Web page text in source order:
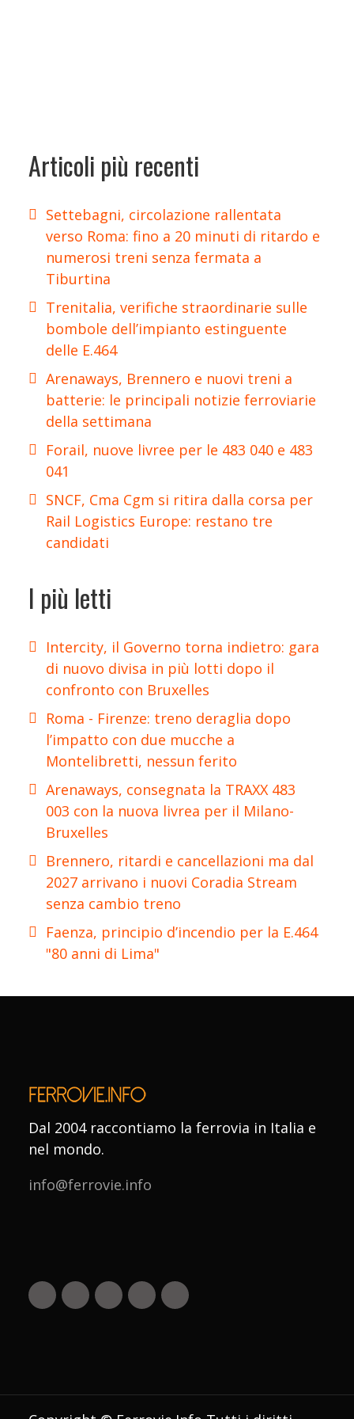
Articoli più recenti
Settebagni, circolazione rallentata
verso Roma: fino a 20 minuti di ritardo e
numerosi treni senza fermata a
Tiburtina
Trenitalia, verifiche straordinarie sulle
bombole dell’impianto estinguente
delle E.464
Arenaways, Brennero e nuovi treni a
batterie: le principali notizie ferroviarie
della settimana
Forail, nuove livree per le 483 040 e 483
041
SNCF, Cma Cgm si ritira dalla corsa per
Rail Logistics Europe: restano tre
candidati
I più letti
Intercity, il Governo torna indietro: gara
di nuovo divisa in più lotti dopo il
confronto con Bruxelles
Roma - Firenze: treno deraglia dopo
l’impatto con due mucche a
Montelibretti, nessun ferito
Arenaways, consegnata la TRAXX 483
003 con la nuova livrea per il Milano-
Bruxelles
Brennero, ritardi e cancellazioni ma dal
2027 arrivano i nuovi Coradia Stream
senza cambio treno
Faenza, principio d’incendio per la E.464
"80 anni di Lima"
Dal 2004 raccontiamo la ferrovia in Italia e
nel mondo.
info@ferrovie.info